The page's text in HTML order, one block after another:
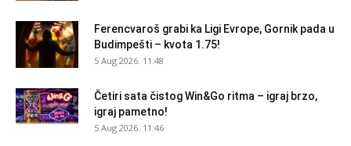
Ferencvaroš grabi ka Ligi Evrope, Gornik pada u
Budimpešti – kvota 1.75!
5 Aug 2026. 11:48
Četiri sata čistog Win&Go ritma – igraj brzo,
igraj pametno!
5 Aug 2026. 11:46